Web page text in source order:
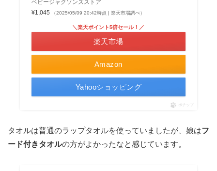
ベビージャクソンズストア
¥1,045
（2025/05/09 20:42時点 | 楽天市場調べ）
Amazon
＼楽天ポイント5倍セール！／
楽天市場
Yahooショッピング
ポチップ
タオルは普通のラップタオルを使っていましたが、娘はフ
ード付きタオルの方がよかったなと感じています。